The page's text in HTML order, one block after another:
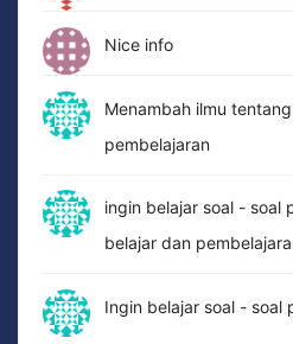
Nice info
Menambah ilmu
pembelajaran
ingin belajar soal - soal
belajar dan
Ingin belajar soal - soal